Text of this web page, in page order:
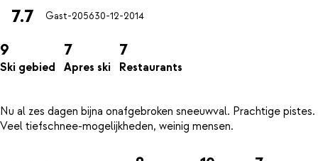
7.7 Gast-205630-12-2014
9
Ski gebied
7
Apres ski
7
Restaurants
Nu al zes dagen bijna onafgebroken sneeuwval. Prachtige pistes.